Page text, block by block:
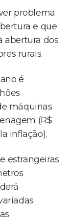
problema
e que
abertura dos
rurais.
é
máquinas
(R$
inflação).
estrangeiras